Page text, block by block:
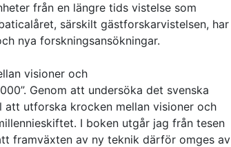
från en längre tids vistelse som
särskilt gästforskarvistelsen, har
nya forskningsansökningar.
visioner och
Genom att undersöka det svenska
utforska krocken mellan visioner och
I boken utgår jag från tesen
framväxten av ny teknik därför omges av